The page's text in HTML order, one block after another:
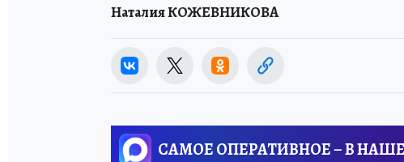
Наталия КОЖЕВНИКОВА
САМОЕ ОПЕРАТИВНОЕ – В